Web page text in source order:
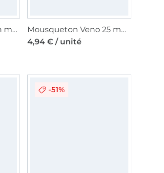
Boucle coulissante en métal, 38 mm, vieil or
Mousqueton Veno 25 mm, argent
4,94 € / unité
-51%